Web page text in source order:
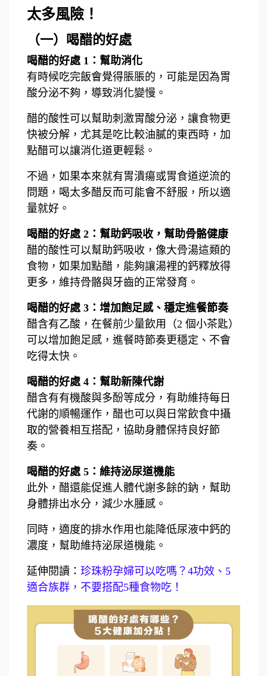
太多風險！
（一）喝醋的好處
喝醋的好處 1：幫助消化
有時候吃完飯會覺得脹脹的，可能是因為胃
酸分泌不夠，導致消化變慢。
醋的酸性可以幫助刺激胃酸分泌，讓食物更
快被分解，尤其是吃比較油膩的東西時，加
點醋可以讓消化道更輕鬆。
不過，如果本來就有胃潰瘍或胃食道逆流的
問題，喝太多醋反而可能會不舒服，所以適
量就好。
喝醋的好處 2：幫助鈣吸收，幫助骨骼健康
醋的酸性可以幫助鈣吸收，像大骨湯這類的
食物，如果加點醋，能夠讓湯裡的鈣釋放得
更多，維持骨骼與牙齒的正常發育。
喝醋的好處 3：增加飽足感、穩定進餐節奏
醋含有乙酸，在餐前少量飲用（2 個小茶匙）
可以增加飽足感，進餐時節奏更穩定、不會
吃得太快。
喝醋的好處 4：幫助新陳代謝
醋含有有機酸與多酚等成分，有助維持每日
代謝的順暢運作，醋也可以與日常飲食中攝
取的營養相互搭配，協助身體保持良好節
奏。
喝醋的好處 5：維持泌尿道機能
此外，醋還能促進人體代謝多餘的鈉，幫助
身體排出水分，減少水腫感。
同時，適度的排水作用也能降低尿液中鈣的
濃度，幫助維持泌尿道機能。
延伸閱讀： 珍珠粉孕婦可以吃嗎？4功效、5
適合族群，不要搭配5種食物吃！